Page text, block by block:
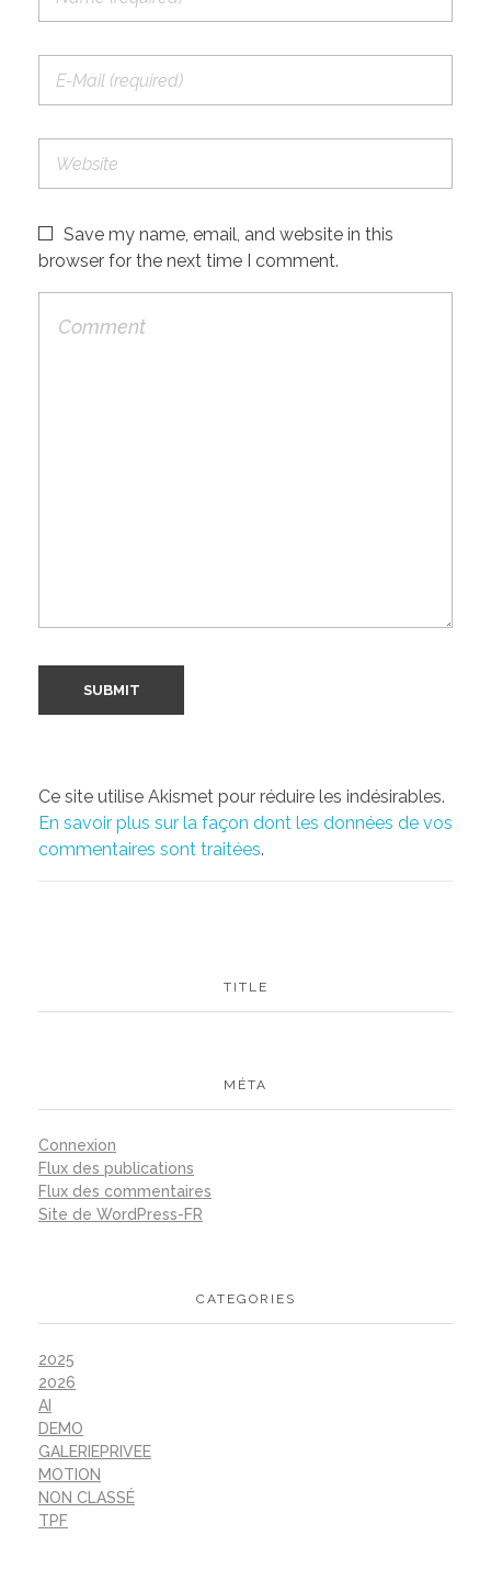
Save my name, email, and website in this
browser for the next time I comment.
Ce site utilise Akismet pour réduire les indésirables.
En savoir plus sur la façon dont les données de vos
commentaires sont traitées.
TITLE
MÉTA
Connexion
Flux des publications
Flux des commentaires
Site de WordPress-FR
CATEGORIES
2025
2026
AI
DEMO
GALERIEPRIVEE
MOTION
NON CLASSÉ
TPF